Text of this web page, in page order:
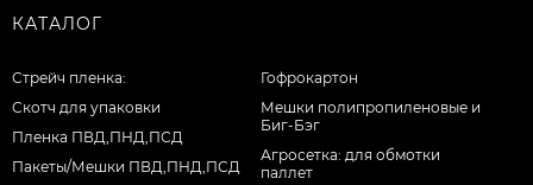
КАТАЛОГ
Стрейч пленка:
Скотч для упаковки
Пленка ПВД,ПНД,ПСД
Пакеты/Мешки ПВД,ПНД,ПСД
Гофрокартон
Мешки полипропиленовые и
Биг-Бэг
Агросетка: для обмотки
паллет